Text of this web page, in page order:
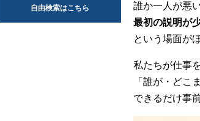
誰か一人が悪
最初の説明が
という場面が
私たちが仕事
「誰が・どこ
できるだけ事
自由検索はこちら